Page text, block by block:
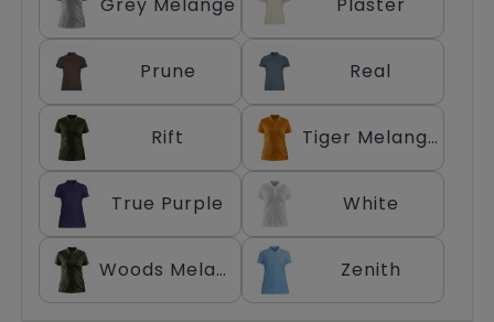
Prune Real
Rift Tiger Melange
True Purple White
Woods Melange Zenith